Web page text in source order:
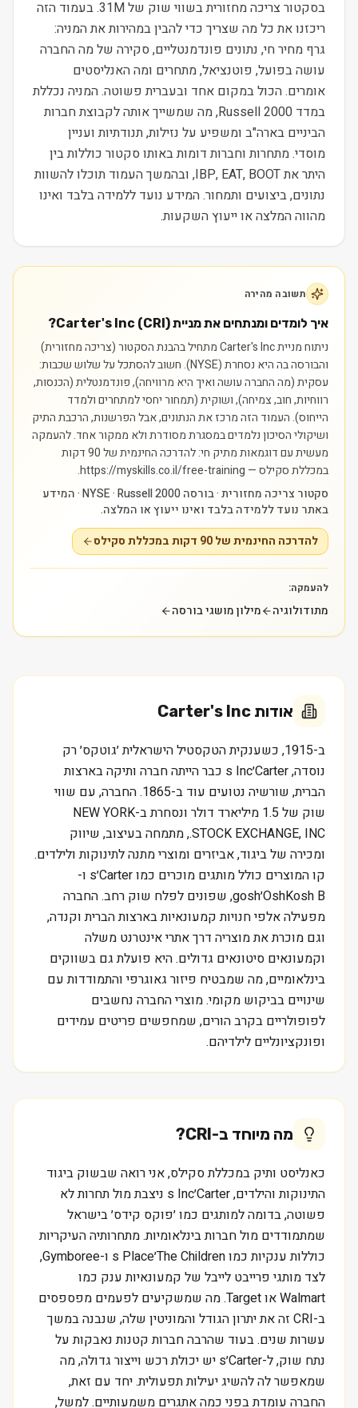
בסקטור צריכה מחזורית בשווי שוק של 31M. בעמוד הזה
ריכזנו את כל מה שצריך כדי להבין במהירות את המניה:
גרף מחיר חי, נתונים פונדמנטליים, סקירה של מה החברה
עושה בפועל, פוטנציאל, מתחרים ומה האנליסטים
אומרים. הכול במקום אחד ובעברית פשוטה. המניה נכללת
במדד Russell 2000, מה שמשייך אותה לקבוצת חברות
הביניים בארה"ב ומשפיע על נזילות, תנודתיות ועניין
מוסדי. מתחרות וחברות דומות באותו סקטור כוללות בין
היתר את IBP, EAT, BOOT, ובהמשך העמוד תוכלו להשוות
נתונים, ביצועים ותמחור. המידע נועד ללמידה בלבד ואינו
מהווה המלצה או ייעוץ השקעות.
תשובה מהירה
איך לומדים ומנתחים את מניית Carter's Inc (CRI)?
ניתוח מניית Carter's Inc מתחיל בהבנת הסקטור (צריכה מחזורית)
והבורסה בה היא נסחרת (NYSE). חשוב להסתכל על שלוש שכבות:
עסקית (מה החברה עושה ואיך היא מרוויחה), פונדמנטלית (הכנסות,
רווחיות, חוב, צמיחה), ושוקית (תמחור יחסי למתחרים ולמדד
הייחוס). העמוד הזה מרכז את הנתונים, אבל הפרשנות, הרכבת התיק
ושיקולי הסיכון נלמדים במסגרת מסודרת ולא ממקור אחד.להעמקה
מעשית עם דוגמאות מתיק חי: להדרכה החינמית של 90 דקות
במכללת סקילס — https://myskills.co.il/free-training.
סקטור צריכה מחזורית · בורסה NYSE · Russell 2000 · המידע
באתר נועד ללמידה בלבד ואינו ייעוץ או המלצה.
להדרכה החינמית של 90 דקות במכללת סקילס
להעמקה:
מתודולוגיה מילון מושגי בורסה
אודות Carter's Inc
ב-1915, כשענקית הטקסטיל הישראלית ׳גוטקס׳ רק
נוסדה, Carter׳s Inc כבר הייתה חברה ותיקה בארצות
הברית, שורשיה נטועים עוד ב-1865. החברה, עם שווי
שוק של 1.5 מיליארד דולר ונסחרת ב-NEW YORK
STOCK EXCHANGE, INC., מתמחה בעיצוב, שיווק
ומכירה של ביגוד, אביזרים ומוצרי מתנה לתינוקות ולילדים.
קו המוצרים כולל מותגים מוכרים כמו Carter׳s ו-
OshKosh B׳gosh, שפונים לפלח שוק רחב. החברה
מפעילה אלפי חנויות קמעונאיות בארצות הברית וקנדה,
וגם מוכרת את מוצריה דרך אתרי אינטרנט משלה
וקמעונאים סיטונאים גדולים. היא פועלת גם בשווקים
בינלאומיים, מה שמבטיח פיזור גאוגרפי והתמודדות עם
שינויים בביקוש מקומי. מוצרי החברה נחשבים
לפופולריים בקרב הורים, שמחפשים פריטים עמידים
ופונקציונליים לילדיהם.
מה מיוחד ב-CRI
?
כאנליסט ותיק במכללת סקילס, אני רואה שבשוק ביגוד
התינוקות והילדים, Carter׳s Inc ניצבת מול תחרות לא
פשוטה, בדומה למותגים כמו ׳פוקס קידס׳ בישראל
שמתמודדים מול חברות בינלאומיות. מתחרותיה העיקריות
כוללות ענקיות כמו The Children׳s Place ו-Gymboree,
לצד מותגי פרייבט לייבל של קמעונאיות ענק כמו
Walmart או Target. מה שמשקיעים לפעמים מפספסים
ב-CRI זה את יתרון הגודל והמוניטין שלה, שנבנה במשך
עשרות שנים. בעוד שהרבה חברות קטנות נאבקות על
נתח שוק, ל-Carter׳s יש יכולת רכש וייצור גדולה, מה
שמאפשר לה להשיג יעילות תפעולית. יחד עם זאת,
החברה עומדת בפני כמה אתגרים משמעותיים. למשל,